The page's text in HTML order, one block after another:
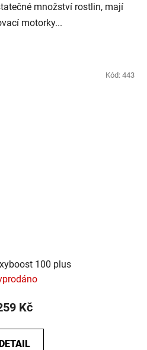
množství rostlin, mají
motorky...
100 plus
Kč
Kód: 443